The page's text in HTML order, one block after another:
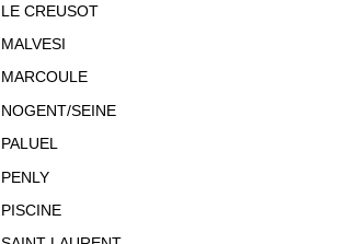
LE CREUSOT
MALVESI
MARCOULE
NOGENT/SEINE
PALUEL
PENLY
PISCINE